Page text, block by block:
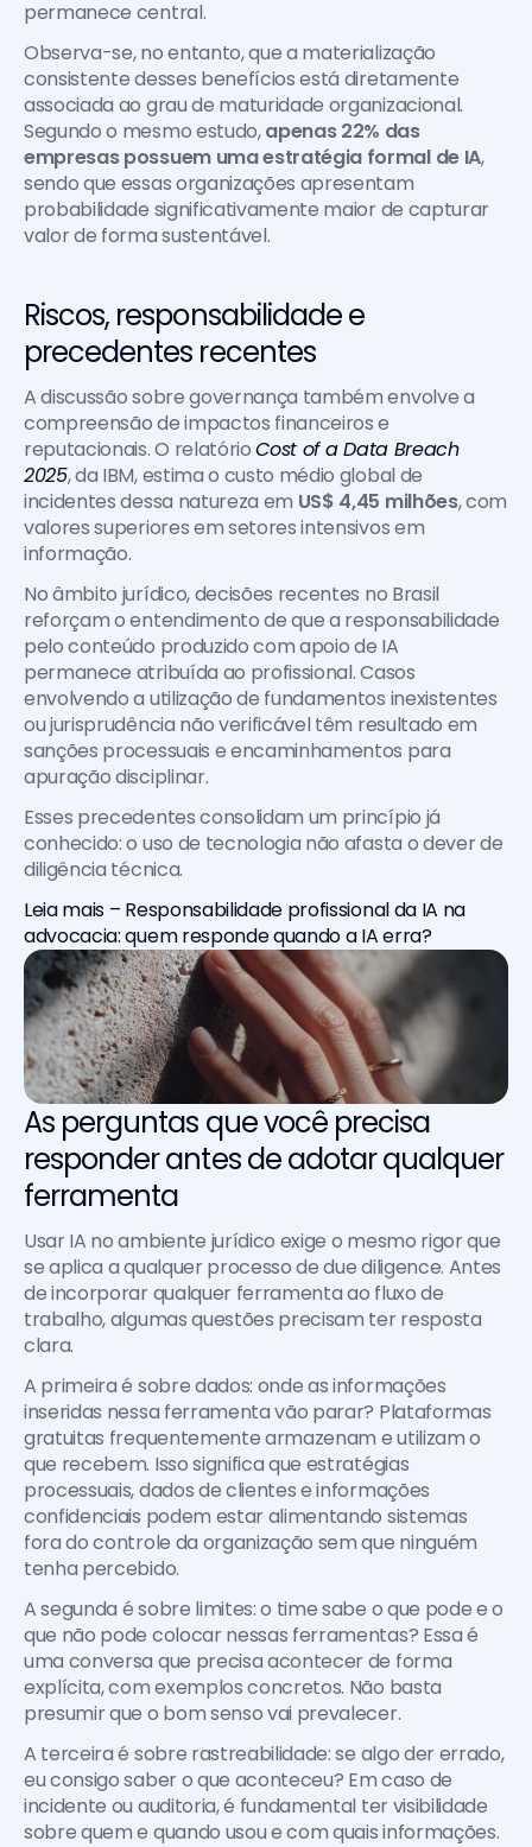
permanece central.
Observa-se, no entanto, que a materialização
consistente desses benefícios está diretamente
associada ao grau de maturidade organizacional.
Segundo o mesmo estudo, apenas 22% das
empresas possuem uma estratégia formal de IA,
sendo que essas organizações apresentam
probabilidade significativamente maior de capturar
valor de forma sustentável.
Riscos, responsabilidade e
precedentes recentes
A discussão sobre governança também envolve a
compreensão de impactos financeiros e
reputacionais. O relatório Cost of a Data Breach
2025, da IBM, estima o custo médio global de
incidentes dessa natureza em US$ 4,45 milhões, com
valores superiores em setores intensivos em
informação.
No âmbito jurídico, decisões recentes no Brasil
reforçam o entendimento de que a responsabilidade
pelo conteúdo produzido com apoio de IA
permanece atribuída ao profissional. Casos
envolvendo a utilização de fundamentos inexistentes
ou jurisprudência não verificável têm resultado em
sanções processuais e encaminhamentos para
apuração disciplinar.
Esses precedentes consolidam um princípio já
conhecido: o uso de tecnologia não afasta o dever de
diligência técnica.
Leia mais – Responsabilidade profissional da IA na
advocacia: quem responde quando a IA erra?
As perguntas que você precisa
responder antes de adotar qualquer
ferramenta
Usar IA no ambiente jurídico exige o mesmo rigor que
se aplica a qualquer processo de due diligence. Antes
de incorporar qualquer ferramenta ao fluxo de
trabalho, algumas questões precisam ter resposta
clara.
A primeira é sobre dados: onde as informações
inseridas nessa ferramenta vão parar? Plataformas
gratuitas frequentemente armazenam e utilizam o
que recebem. Isso significa que estratégias
processuais, dados de clientes e informações
confidenciais podem estar alimentando sistemas
fora do controle da organização sem que ninguém
tenha percebido.
A segunda é sobre limites: o time sabe o que pode e o
que não pode colocar nessas ferramentas? Essa é
uma conversa que precisa acontecer de forma
explícita, com exemplos concretos. Não basta
presumir que o bom senso vai prevalecer.
A terceira é sobre rastreabilidade: se algo der errado,
eu consigo saber o que aconteceu? Em caso de
incidente ou auditoria, é fundamental ter visibilidade
sobre quem e quando usou e com quais informações.